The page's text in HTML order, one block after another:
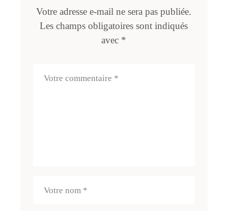
Votre adresse e-mail ne sera pas publiée.
Les champs obligatoires sont indiqués
avec *